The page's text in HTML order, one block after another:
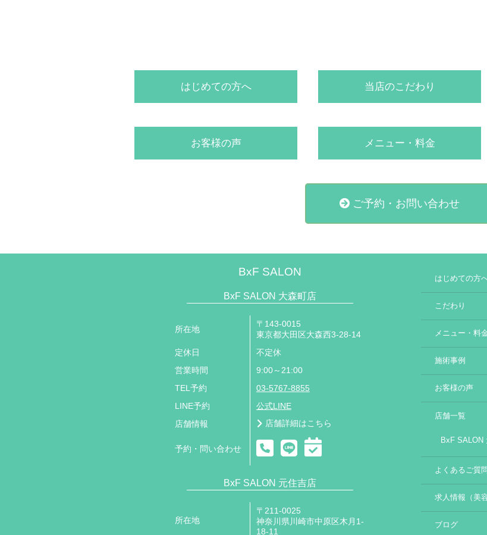
はじめての方へ 当店のこだわり
お客様の声 メニュー・料金
ご予約・お問い合わせ
BxF SALON
BxF SALON 大森町店
所在地
〒143-0015
東京都大田区大森西3-28-14
定休日
不定休
営業時間
9:00～21:00
TEL予約
03-5767-8855
LINE予約
公式LINE
店舗情報
店舗詳細はこちら
予約・問い合わせ
BxF SALON 元住吉店
所在地
〒211-0025
神奈川県川崎市中原区木月1-
18-11
はじめての方
こだわり
メニュー・料
施術事例
お客様の声
店舗一覧
BxF SALON
よくあるご質問
求人情報（美
ブログ